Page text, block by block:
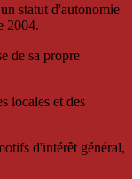
statut d'autonomie
2004.
de sa propre
locales et des
d'intérêt général,